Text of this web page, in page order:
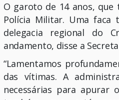
O garoto de 14 anos,
Polícia Militar. Uma faca
delegacia regional do
andamento, disse a
“Lamentamos
das vítimas. A
necessárias para apurar